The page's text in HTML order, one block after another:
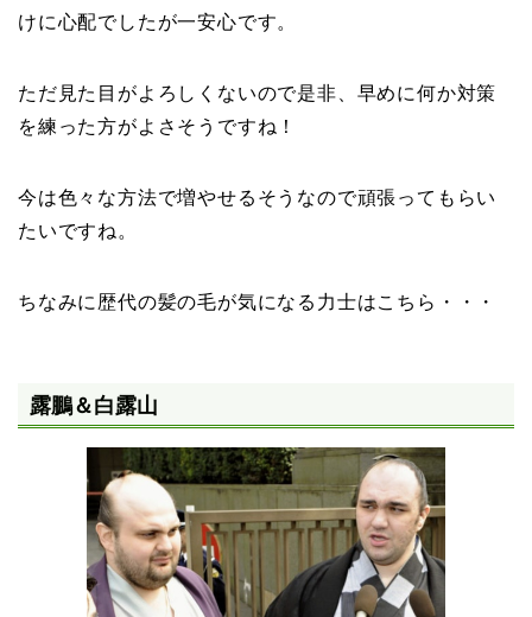
けに心配でしたが一安心です。
ただ見た目がよろしくないので是非、早めに何か対策
を練った方がよさそうですね！
今は色々な方法で増やせるそうなので頑張ってもらい
たいですね。
ちなみに歴代の髪の毛が気になる力士はこちら・・・
露鵬＆白露山